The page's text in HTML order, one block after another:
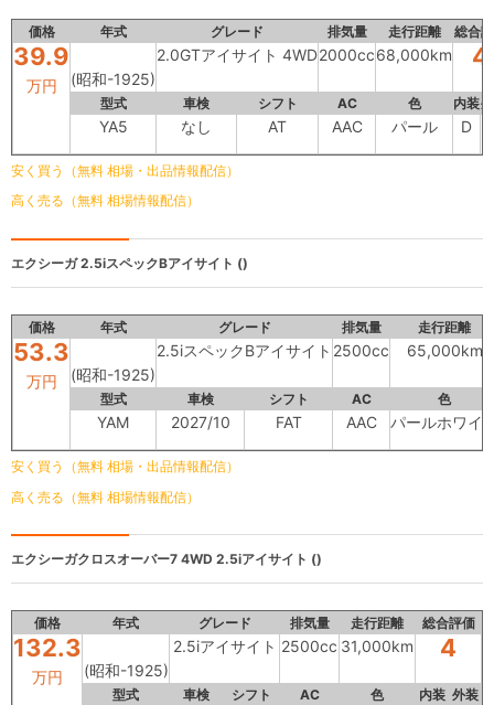
価格 年式 グレード 排気量 走行距離 総合
39.9
万円 (昭和-1925)
2.0GTアイサイト 4WD2000cc68,000km 4
型式 車検 シフト AC 色 内装
YA5 なし AT AAC パール D
安く買う（無料 相場・出品情報配信）
高く売る（無料 相場情報配信）
エクシーガ2.5iスペックBアイサイト ()
価格 年式 グレード 排気量 走行距離
53.3
万円 (昭和-1925)
2.5iスペックBアイサイト 2500cc 65,000km
型式 車検 シフト AC 色
YAM 2027/10 FAT AAC パールホワイ
安く買う（無料 相場・出品情報配信）
高く売る（無料 相場情報配信）
エクシーガクロスオーバー7 4WD 2.5iアイサイト ()
価格 年式 グレード 排気量 走行距離 総合評価
132.3
万円 (昭和-1925)
2.5iアイサイト 2500cc 31,000km 4
型式 車検 シフト AC 色 内装 外装